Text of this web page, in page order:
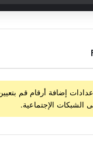
إضافة أرقام قم
الشبكات الإجتماعية.